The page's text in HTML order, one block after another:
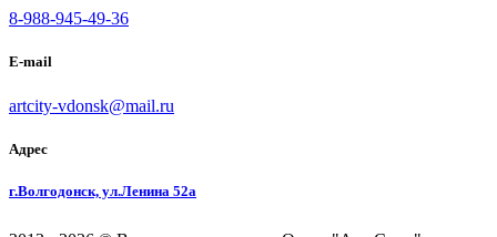
8-988-945-49-36
E-mail
artcity-vdonsk@mail.ru
Адрес
г.Волгодонск, ул.Ленина 52а